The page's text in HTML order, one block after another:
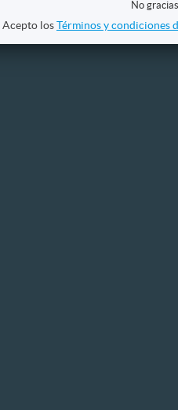
No
Acepto losTérminos y condiciones